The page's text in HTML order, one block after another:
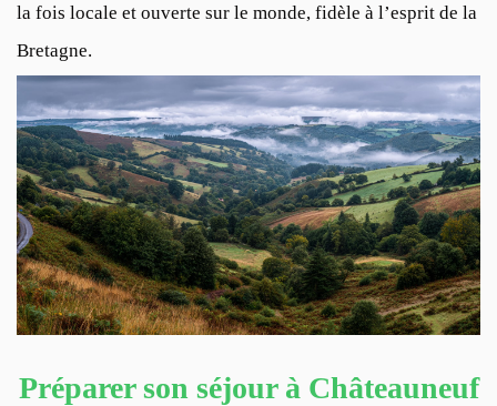
la fois locale et ouverte sur le monde, fidèle à l’esprit de la
Bretagne.
Préparer son séjour à Châteauneuf